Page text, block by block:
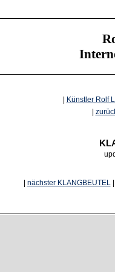
Künstler Rolf
nächster KLANGBEUTEL|